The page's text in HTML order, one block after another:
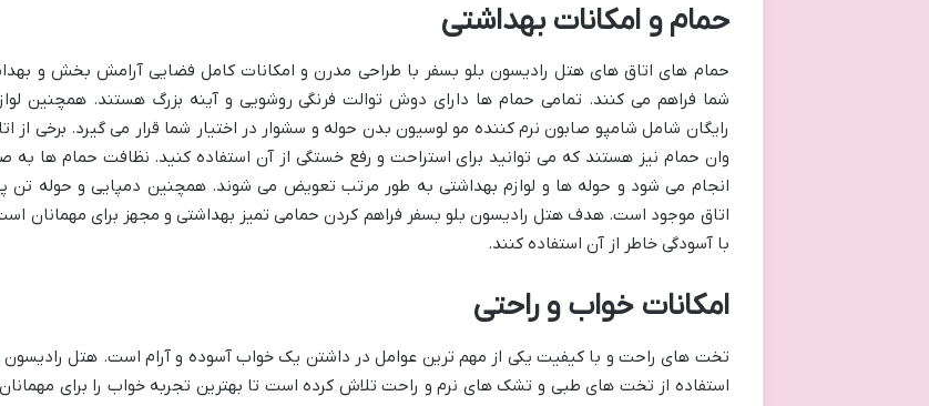
حمام و امکانات بهداشتی
حمام های اتاق های هتل رادیسون بلو بسفر با طراحی مدرن و امکانات کامل فضایی آرامش بخش و
شما فراهم می کنند. تمامی حمام ها دارای دوش توالت فرنگی روشویی و آینه بزرگ هستند. همچنین
رایگان شامل شامپو صابون نرم کننده مو لوسیون بدن حوله و سشوار در اختیار شما قرار می گیرد. برخی از
وان حمام نیز هستند که می توانید برای استراحت و رفع خستگی از آن استفاده کنید. نظافت حمام ها به
انجام می شود و حوله ها و لوازم بهداشتی به طور مرتب تعویض می شوند. همچنین دمپایی و حوله تن
اتاق موجود است. هدف هتل رادیسون بلو بسفر فراهم کردن حمامی تمیز بهداشتی و مجهز برای مهمانان است
با آسودگی خاطر از آن استفاده کنند.
امکانات خواب و راحتی
تخت های راحت و با کیفیت یکی از مهم ترین عوامل در داشتن یک خواب آسوده و آرام است. هتل رادیسون
استفاده از تخت های طبی و تشک های نرم و راحت تلاش کرده است تا بهترین تجربه خواب را برای